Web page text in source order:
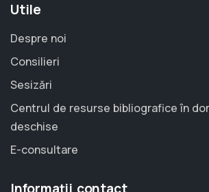
Utile
Despre noi
Consilieri
Sesizări
Centrul de resurse bibliografice în
deschise
E-consultare